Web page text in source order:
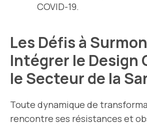
COVID-19.
Les Défis à
Intégrer le Design
le Secteur de la
Toute dynamique de
rencontre ses résistances et